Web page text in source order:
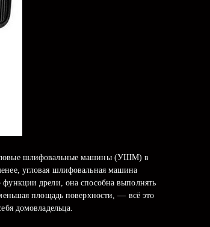
угловые шлифовальные машины (УШМ) в
угловая шлифовальная машина
дрели, она способна выполнять
площадь поверхности, — всё это
домовладельца.